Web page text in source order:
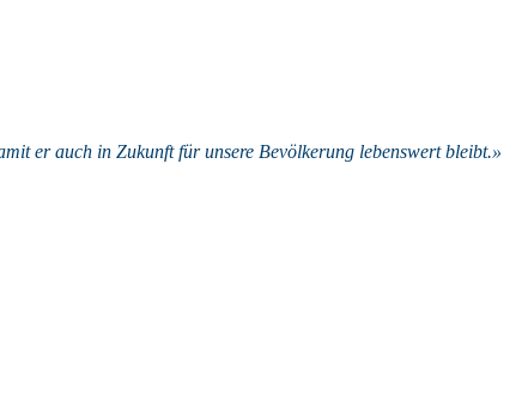
er auch in Zukunft für unsere Bevölkerung lebenswert bleibt.»